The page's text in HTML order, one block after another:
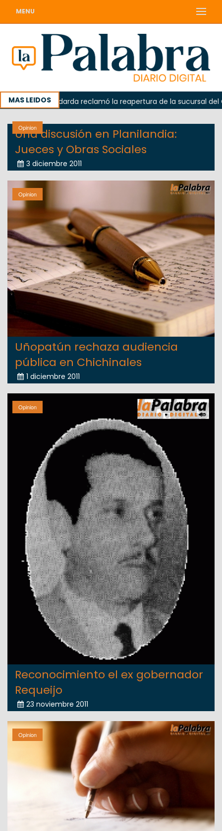
MENU
MAS LEIDOSOdarda reclamó la reapertura de la sucursal del
Opinion
Una discusión en Planilandia:
Jueces y Obras Sociales
3 diciembre 2011
Opinion
Uñopatún rechaza audiencia
pública en Chichinales
1 diciembre 2011
Opinion
Reconocimiento el ex gobernador
Requeijo
23 noviembre 2011
Opinion